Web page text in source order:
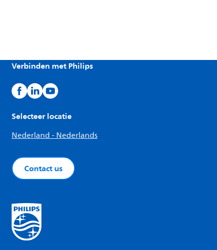
Verbinden met Philips
Selecteer locatie
Nederland - Nederlands
Contact us